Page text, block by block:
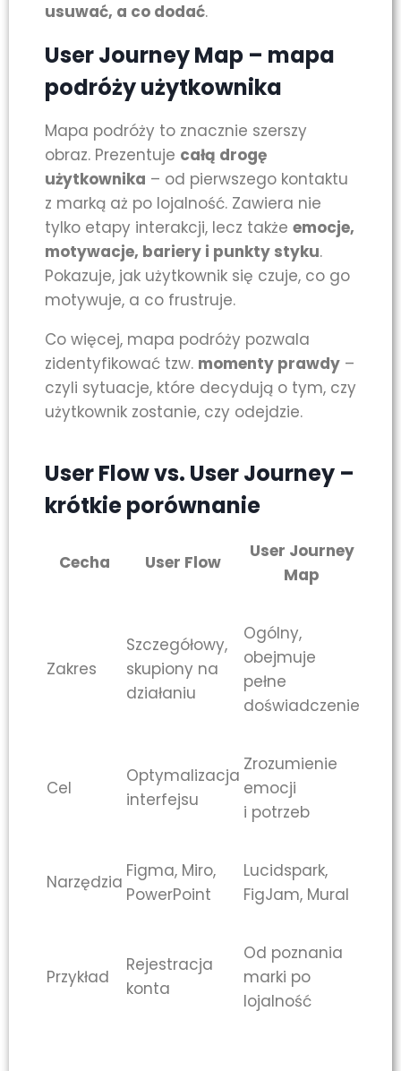
usuwać, a co dodać.
User Journey Map – mapa
podróży użytkownika
Mapa podróży to znacznie szerszy
obraz. Prezentuje całą drogę
użytkownika – od pierwszego kontaktu
z marką aż po lojalność. Zawiera nie
tylko etapy interakcji, lecz także emocje,
motywacje, bariery i punkty styku.
Pokazuje, jak użytkownik się czuje, co go
motywuje, a co frustruje.
Co więcej, mapa podróży pozwala
zidentyfikować tzw. momenty prawdy –
czyli sytuacje, które decydują o tym, czy
użytkownik zostanie, czy odejdzie.
User Flow vs. User Journey –
krótkie porównanie
Cecha User Flow
User Journey
Map
Zakres
Szczegółowy,
skupiony na
działaniu
Ogólny,
obejmuje
pełne
doświadczenie
Cel
Optymalizacja
interfejsu
Zrozumienie
emocji
i potrzeb
Narzędzia
Figma, Miro,
PowerPoint
Lucidspark,
FigJam, Mural
Przykład
Rejestracja
konta
Od poznania
marki po
lojalność